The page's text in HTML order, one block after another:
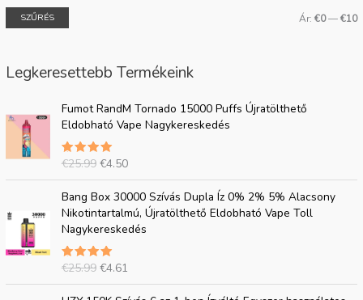
SZŰRÉS Ár: €0—€10
Legkeresettebb Termékeink
Fumot RandM Tornado 15000 Puffs Újratölthető
Eldobható Vape Nagykereskedés
5.00
értékelve
az 5-ből
€25.99
E
r
e
d
e
t
i
á
r
:
€
5
€4.50
J
e
l
n
l
e
g
i
€
Bang Box 30000 Szívás Dupla Íz 0% 2% 5% Alacsony
Nikotintartalmú, Újratölthető Eldobható Vape Toll
Nagykereskedés
5.00
értékelve
€25.99
r
e
d
e
t
i
€4.61
J
e
l
e
l
e
E
J